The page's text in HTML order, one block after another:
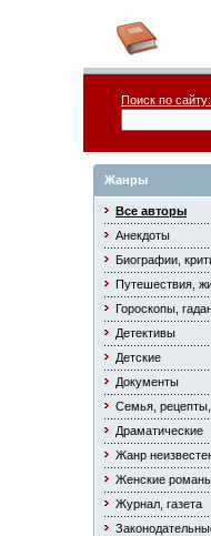
Поиск по сайту:
Жанры
Все авторы
Анекдоты
Биографии,
Путешествия,
Гороскопы,
Детективы
Детские
Документы
Семья,
Драматические
Жанр
Женские
Журнал, газета